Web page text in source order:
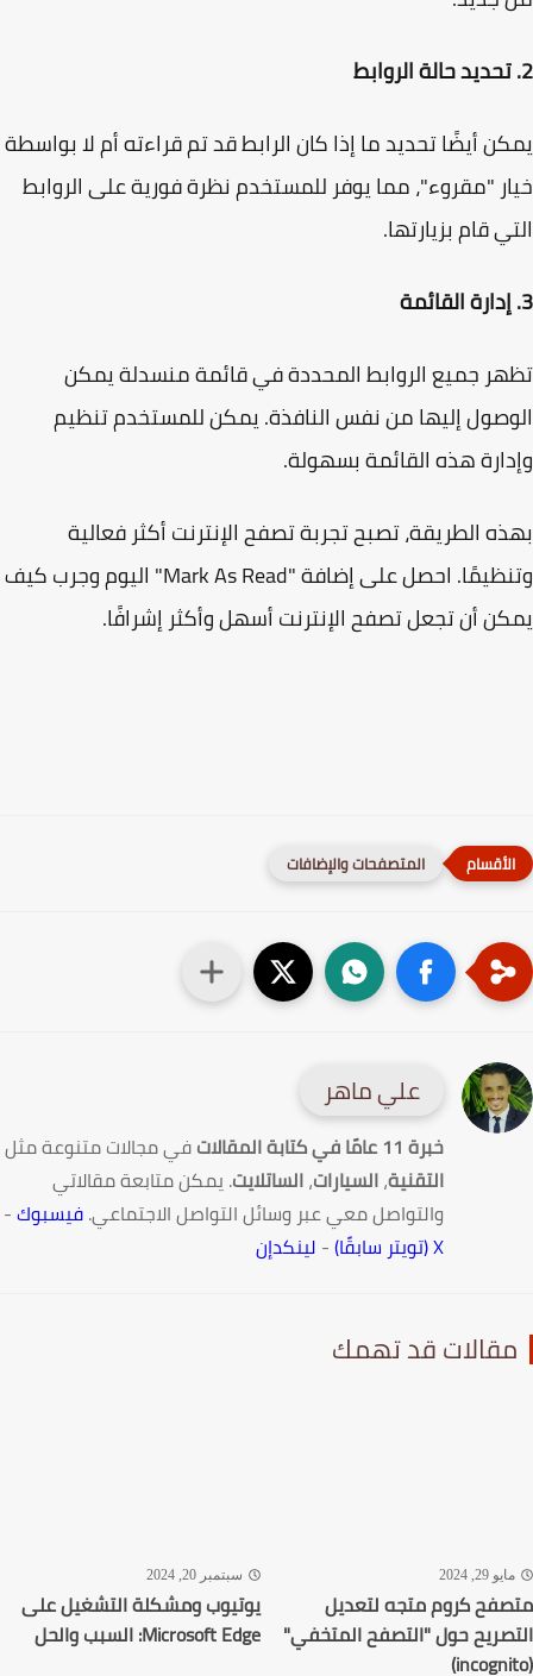
أيضًا تحديد ما إذا كان الرابط قد تم قراءته أم لا بواسطة
"مقروء"، مما يوفر للمستخدم نظرة فورية على الروابط
قام بزيارتها.
جميع الروابط المحددة في قائمة منسدلة يمكن
إليها من نفس النافذة. يمكن للمستخدم تنظيم
هذه القائمة بسهولة.
الطريقة، تصبح تجربة تصفح الإنترنت أكثر فعالية
وتنظيمًا. احصل على إضافة "Mark As Read" اليوم وجرب كيف
أن تجعل تصفح الإنترنت أسهل وأكثر إشرافًا.
المتصفحات والإضافات
علي ماهر
خبرة 11 عامًا في كتابة المقالات
في مجالات متنوعة مثل
التقنية،السيارات،الساتلايت. يمكن متابعة مقالاتي
والتواصل معي عبر وسائل التواصل الاجتماعي.فيسبوك-
-لينكدإن
قد تهمك
29, 2024
كروم متجه لتعديل
حول "التصفح المتخفي"
سبتمبر 20, 2024
يوتيوب ومشكلة التشغيل على
Microsoft Edge: السبب والحل